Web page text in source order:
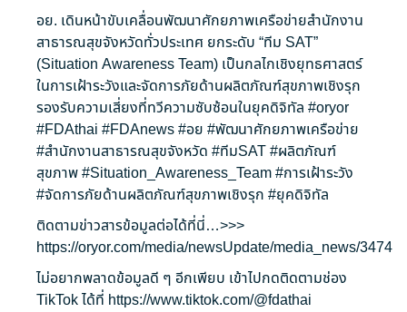
อย. เดินหน้าขับเคลื่อนพัฒนาศักยภาพเครือข่ายสำนักงาน
สาธารณสุขจังหวัดทั่วประเทศ ยกระดับ “ทีม SAT”
(Situation Awareness Team) เป็นกลไกเชิงยุทธศาสตร์
ในการเฝ้าระวังและจัดการภัยด้านผลิตภัณฑ์สุขภาพเชิงรุก
รองรับความเสี่ยงที่ทวีความซับซ้อนในยุคดิจิทัล #oryor
#FDAthai #FDAnews#อย #พัฒนาศักยภาพเครือข่าย
#สำนักงานสาธารณสุขจังหวัด #ทีมSAT#ผลิตภัณฑ์
สุขภาพ#Situation_Awareness_Team#การเฝ้าระวัง
#จัดการภัยด้านผลิตภัณฑ์สุขภาพเชิงรุก #ยุคดิจิทัล
ติดตามข่าวสารข้อมูลต่อได้ที่นี่…>>>
https://oryor.com/media/newsUpdate/media_news/3474
ไม่อยากพลาดข้อมูลดี ๆ อีกเพียบ เข้าไปกดติดตามช่อง
TikTok ได้ที่ https://www.tiktok.com/@fdathai